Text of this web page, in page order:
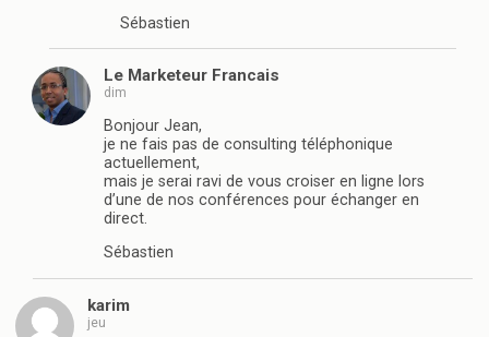
Sébastien
Le Marketeur Francais
dim
Bonjour Jean,
je ne fais pas de consulting téléphonique
actuellement,
mais je serai ravi de vous croiser en ligne lors
d’une de nos conférences pour échanger en
direct.
Sébastien
karim
jeu